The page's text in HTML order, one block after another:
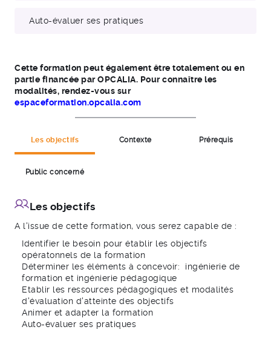
Auto-évaluer ses pratiques
Cette formation peut également être totalement ou en
partie financée par OPCALIA. Pour connaître les
modalités, rendez-vous sur
espaceformation.opcalia.com
Les objectifs Contexte Prérequis
Public concerné
Les objectifs
A l'issue de cette formation, vous serez capable de :
Identifier le besoin pour établir les objectifs
opératonnels de la formation
Déterminer les éléments à concevoir: ingénierie de
formation et ingénierie pédagogique
Etablir les ressources pédagogiques et modalités
d'évaluation d'atteinte des objectifs
Animer et adapter la formation
Auto-évaluer ses pratiques